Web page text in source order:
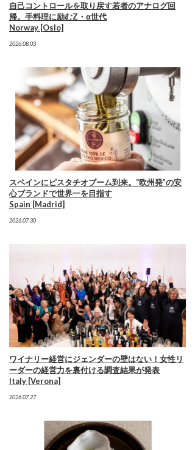
自己コントロールを取り戻す若者のアナログ回
帰。手料理に励むZ・α世代
Norway [Oslo]
2026.08.03
スペインにピスタチオブーム到来。“欧州発”の安
心ブランドで世界一を目指す
Spain [Madrid]
2026.07.30
ワイナリー経営にジェンダーの壁はない！女性リ
ーダーの経営力を裏付ける調査結果が発表
Italy [Verona]
2026.07.27